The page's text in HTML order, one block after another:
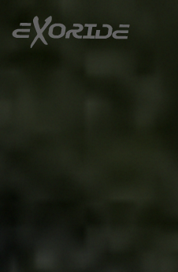
Accéder au contenu principal